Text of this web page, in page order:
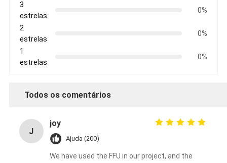
3
estrelas
0%
2
estrelas
0%
1
estrelas
0%
Todos os comentários
J
joy
Ajuda (200)
We have used the FFU in our project, and the